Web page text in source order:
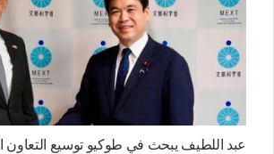
عبد اللطيف يبحث في طوكيو توسيع التعاون